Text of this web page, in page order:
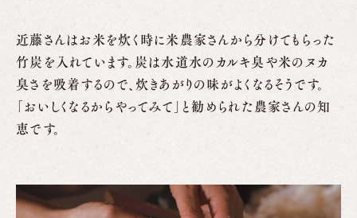
近藤さんはお米を炊く時に米農家さんから分けてもらった
竹炭を入れています。炭は水道水のカルキ臭や米のヌカ
臭さを吸着するので、炊きあがりの味がよくなるそうです。
「おいしくなるからやってみて」と勧められた農家さんの知
恵です。